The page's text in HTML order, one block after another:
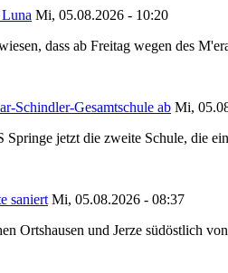
Mi, 05.08.2026 - 10:20
dass ab Freitag wegen des
Schindler-Gesamtschule ab Mi,
jetzt die zweite Schule, die
saniert Mi, 05.08.2026 - 08:37
Ortshausen und Jerze südöstlich